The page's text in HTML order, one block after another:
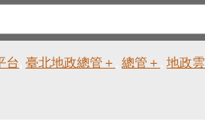
台 臺北地政總管＋ 總管＋ 地政雲